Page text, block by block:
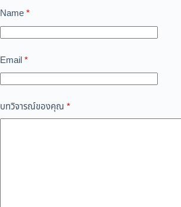
Name*
Email*
บทวิจารณ์ของคุณ *